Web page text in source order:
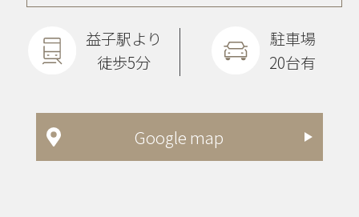
Google map
益子駅より
徒歩5分
駐車場
20台有